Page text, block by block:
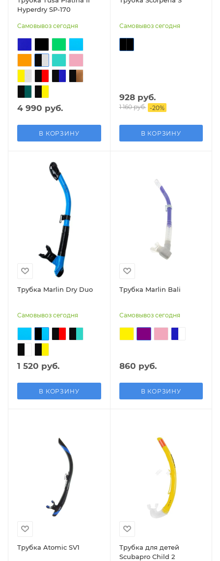
Hyperdry SP-170
Самовывоз сегодня
4 990 руб.
В КОРЗИНУ
Самовывоз сегодня
928 руб.
1 160 руб. -20%
В КОРЗИНУ
Трубка Marlin Dry Duo
Самовывоз сегодня
1 520 руб.
В КОРЗИНУ
Трубка Marlin Bali
Самовывоз сегодня
860 руб.
В КОРЗИНУ
Трубка Atomic SV1
Трубка для детей
Scubapro Child 2